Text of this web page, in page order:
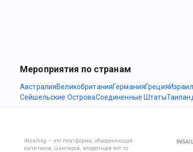
Мероприятия по странам
АвстралияВеликобританияГерманияГреция
Сейшельские ОстроваСоединенные Штаты
iNsailing – это платформа, объединяющая
капитанов, шкиперов, владельцев яхт со